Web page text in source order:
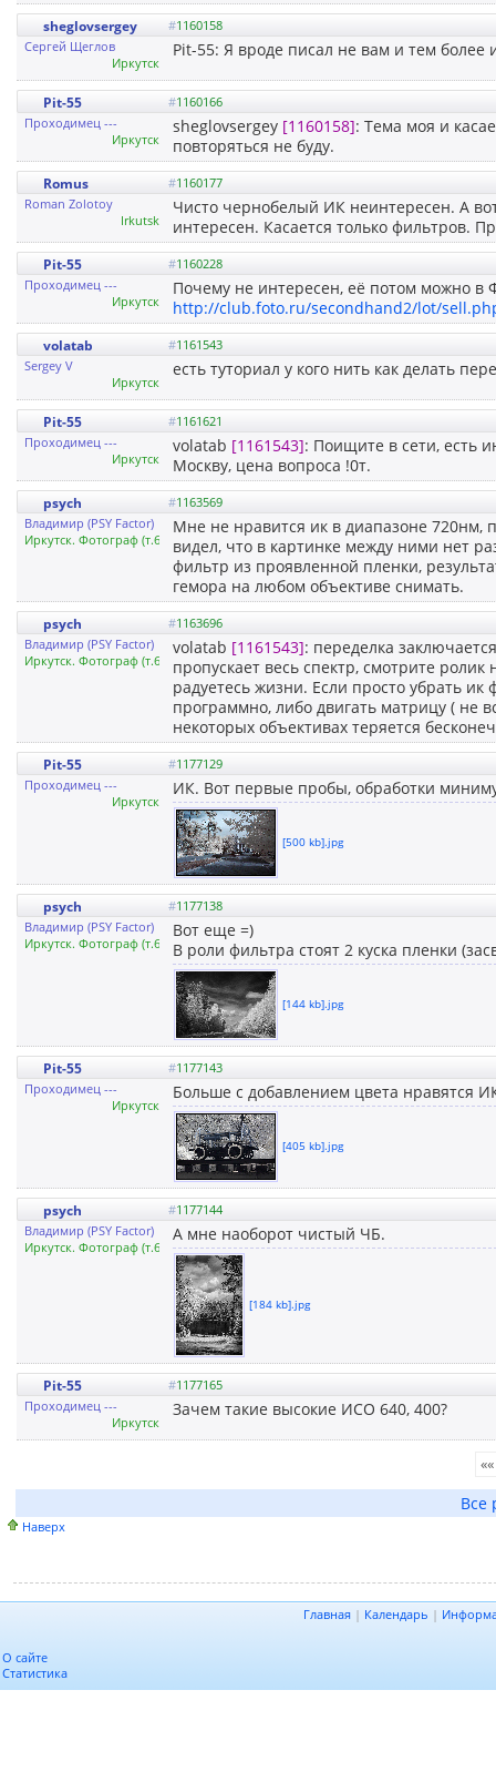
sheglovsergey #1160158
Сергей Щеглов
Иркутск
Pit-55: Я вроде писал не вам и тем более
Pit-55 #1160166
Проходимец ---
Иркутск
sheglovsergey [1160158]: Тема моя и
повторяться не буду.
Romus #1160177
Roman Zolotoy
Irkutsk
Чисто чернобелый ИК неинтересен. А
интересен. Касается только фильтров.
Pit-55 #1160228
Проходимец ---
Иркутск
Почему не интересен, её потом можно
http://club.foto.ru/secondhand2/lot/
volatab #1161543
Sergey V
Иркутск
есть туториал у кого нить как делать
Pit-55 #1161621
Проходимец ---
Иркутск
volatab [1161543]: Поищите в сети, есть
Москву, цена вопроса !0т.
psych #1163569
Владимир (PSY Factor)
Иркутск. Фотограф (т.626605)
Мне не нравится ик в диапазоне 720нм,
видел, что в картинке между ними нет
фильтр из проявленной пленки,
гемора на любом объективе снимать.
psych #1163696
Владимир (PSY Factor)
Иркутск. Фотограф (т.626605)
volatab [1161543]: переделка
пропускает весь спектр, смотрите
радуетесь жизни. Если просто убрать ик
программно, либо двигать матрицу ( не
некоторых объективах теряется
Pit-55 #1177129
Проходимец ---
Иркутск
ИК. Вот первые пробы, обработки
[500 kb].jpg
psych #1177138
Владимир (PSY Factor)
Иркутск. Фотограф (т.626605)
Вот еще =)
В роли фильтра стоят 2 куска пленки
[144 kb].jpg
Pit-55 #1177143
Проходимец ---
Иркутск
Больше с добавлением цвета нравятся
[405 kb].jpg
psych #1177144
Владимир (PSY Factor)
Иркутск. Фотограф (т.626605)
А мне наоборот чистый ЧБ.
[184 kb].jpg
Pit-55 #1177165
Проходимец ---
Иркутск
Зачем такие высокие ИСО 640, 400?
««
Все
Наверх
Главная | Календарь |
О сайте
Статистика